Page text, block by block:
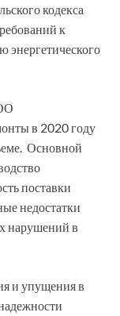
кодекса
к
энергетического
в 2020 году
Основной
поставки
недостатки
нарушений в
и упущения в